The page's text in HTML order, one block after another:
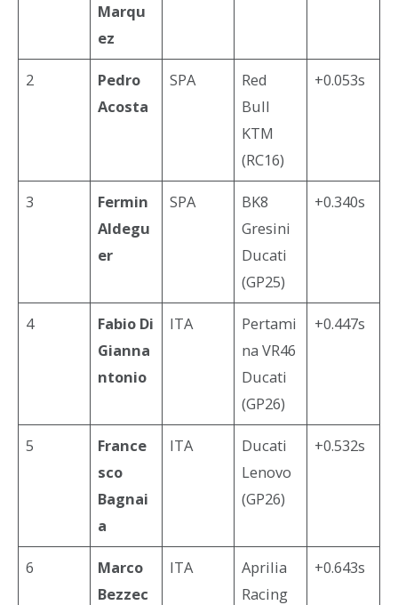
Marqu
ez
2
Pedro
Acosta
SPA
Red
Bull
KTM
(RC16)
+0.053s
3
Fermin
Aldegu
er
SPA
BK8
Gresini
Ducati
(GP25)
+0.340s
4
Fabio Di
Gianna
ntonio
ITA
Pertami
na VR46
Ducati
(GP26)
+0.447s
5
France
sco
Bagnai
a
ITA
Ducati
Lenovo
(GP26)
+0.532s
6
Marco
Bezzec
ITA
Aprilia
Racing
+0.643s